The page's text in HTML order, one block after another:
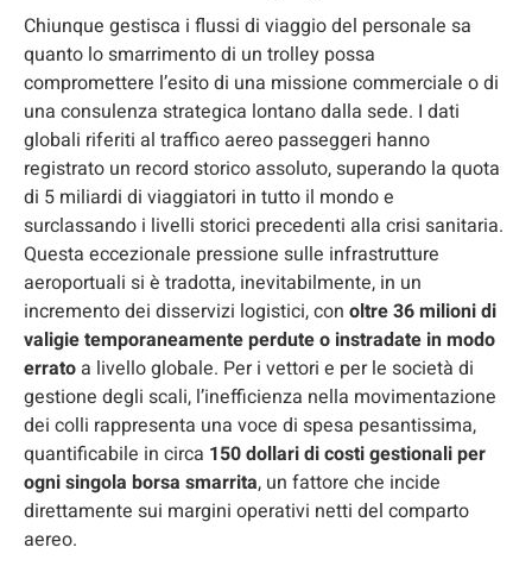
Chiunque gestisca i flussi di viaggio del personale sa
quanto lo smarrimento di un trolley possa
compromettere l’esito di una missione commerciale o di
una consulenza strategica lontano dalla sede. I dati
globali riferiti al traffico aereo passeggeri hanno
registrato un record storico assoluto, superando la quota
di 5 miliardi di viaggiatori in tutto il mondo e
surclassando i livelli storici precedenti alla crisi sanitaria.
Questa eccezionale pressione sulle infrastrutture
aeroportuali si è tradotta, inevitabilmente, in un
incremento dei disservizi logistici, con oltre 36 milioni di
valigie temporaneamente perdute o instradate in modo
errato a livello globale. Per i vettori e per le società di
gestione degli scali, l’inefficienza nella movimentazione
dei colli rappresenta una voce di spesa pesantissima,
quantificabile in circa 150 dollari di costi gestionali per
ogni singola borsa smarrita, un fattore che incide
direttamente sui margini operativi netti del comparto
aereo.